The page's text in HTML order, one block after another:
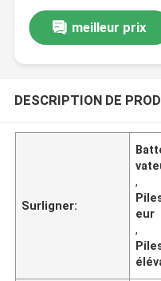
meilleur prix
DESCRIPTION DE
Surligner:
,
eur
,